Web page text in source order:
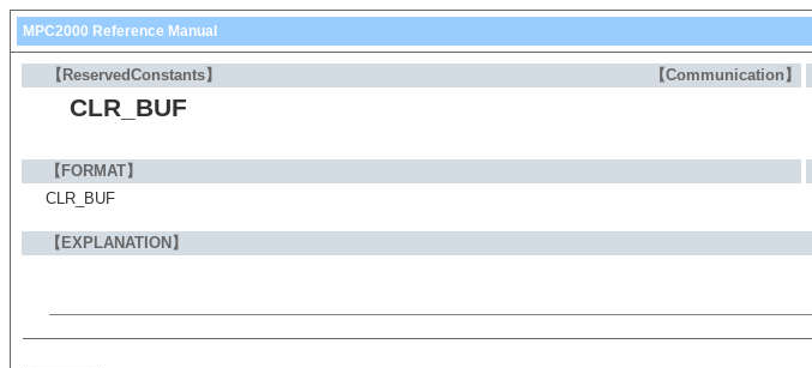
MPC2000 Reference Manual
【ReservedConstants】 【Communication】
CLR_BUF
【FORMAT】
CLR_BUF
【EXPLANATION】